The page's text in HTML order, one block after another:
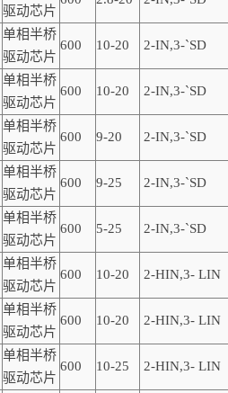
驱动芯片
单相半桥
驱动芯片
600 10-20 2-IN,3-`SD
单相半桥
驱动芯片
600 10-20 2-IN,3-`SD
单相半桥
驱动芯片
600 9-20 2-IN,3-`SD
单相半桥
驱动芯片
600 9-25 2-IN,3-`SD
单相半桥
驱动芯片
600 5-25 2-IN,3-`SD
单相半桥
驱动芯片
600 10-20 2-HIN,3- LIN
单相半桥
驱动芯片
600 10-20 2-HIN,3- LIN
单相半桥
驱动芯片
600 10-25 2-HIN,3- LIN